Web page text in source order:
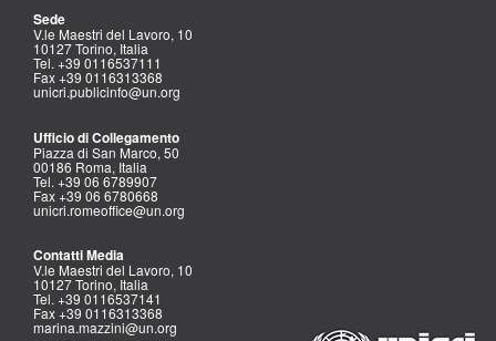
Sede
V.le Maestri del Lavoro, 10
10127 Torino, Italia
Tel. +39 0116537111
Fax +39 0116313368
unicri.publicinfo@un.org
Ufficio di Collegamento
Piazza di San Marco, 50
00186 Roma, Italia
Tel. +39 06 6789907
Fax +39 06 6780668
unicri.romeoffice@un.org
Contatti Media
V.le Maestri del Lavoro, 10
10127 Torino, Italia
Tel. +39 0116537141
Fax +39 0116313368
marina.mazzini@un.org